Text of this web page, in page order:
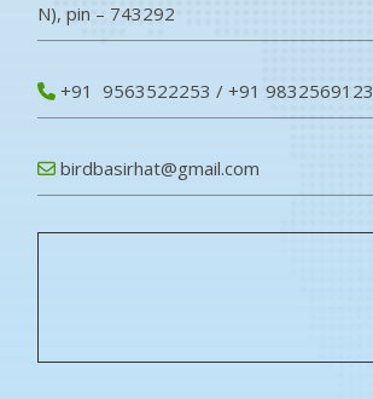
N), pin – 743292
+91 9563522253 / +91 9832569123
birdbasirhat@gmail.com